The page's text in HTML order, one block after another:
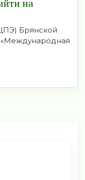
на
Брянской
«Международная